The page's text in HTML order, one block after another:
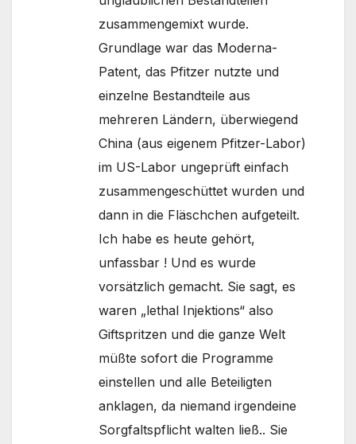
zusammengemixt wurde.
Grundlage war das Moderna-
Patent, das Pfitzer nutzte und
einzelne Bestandteile aus
mehreren Ländern, überwiegend
China (aus eigenem Pfitzer-Labor)
im US-Labor ungeprüft einfach
zusammengeschüttet wurden und
dann in die Fläschchen aufgeteilt.
Ich habe es heute gehört,
unfassbar ! Und es wurde
vorsätzlich gemacht. Sie sagt, es
waren „lethal Injektions“ also
Giftspritzen und die ganze Welt
müßte sofort die Programme
einstellen und alle Beteiligten
anklagen, da niemand irgendeine
Sorgfaltspflicht walten ließ.. Sie